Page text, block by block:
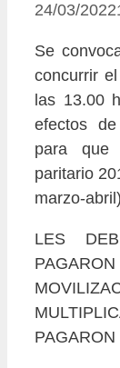
24/03/2022
Se
concurrir
las 13.00
efectos
para que
paritario
marzo-
LES